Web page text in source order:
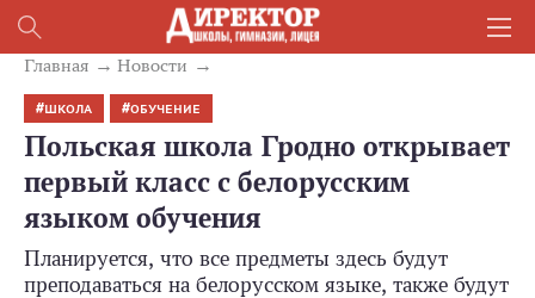
Главная Новости
ШКОЛА ОБУЧЕНИЕ
Польская школа Гродно открывает
первый класс с белорусским
языком обучения
Планируется, что все предметы здесь будут
преподаваться на белорусском языке, также будут